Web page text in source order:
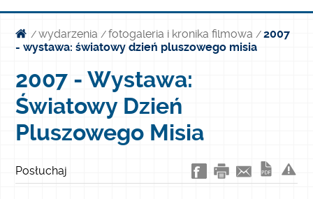
/ wydarzenia/ fotogaleria i kronika filmowa/ 2007
- wystawa: światowy dzień pluszowego misia
2007 - Wystawa:
Światowy Dzień
Pluszowego Misia
Posłuchaj